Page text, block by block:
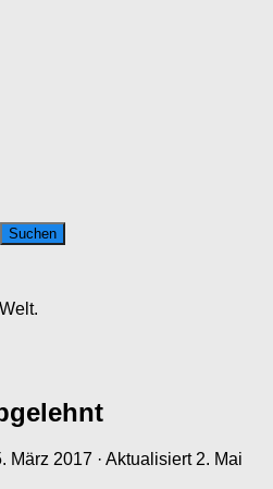
März 2017 · Aktualisiert 2. Mai